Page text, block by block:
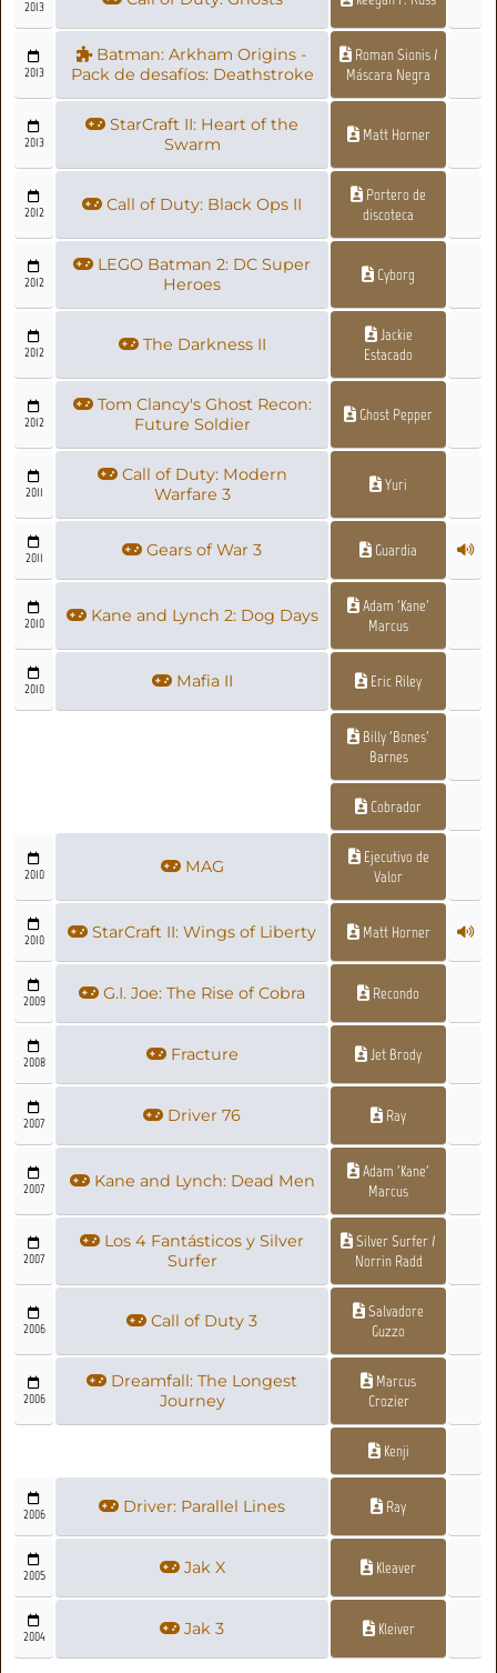
2013
2013
Batman: Arkham Origins -
Pack de desafíos: Deathstroke
Roman Sionis /
Máscara Negra
2013
StarCraft II: Heart of the
Swarm
Matt Horner
2012 Call of Duty: Black Ops II
Portero de
discoteca
2012
LEGO Batman 2: DC Super
Heroes
Cyborg
2012 The Darkness II
Jackie
Estacado
2012
Tom Clancy's Ghost Recon:
Future Soldier
Ghost Pepper
2011
Call of Duty: Modern
Warfare 3
Yuri
2011 Gears of War 3 Guardia
2010 Kane and Lynch 2: Dog Days
Adam 'Kane'
Marcus
2010 Mafia II Eric Riley
Billy 'Bones'
Barnes
Cobrador
2010 MAG
Ejecutivo de
Valor
2010 StarCraft II: Wings of Liberty Matt Horner
2009 G.I. Joe: The Rise of Cobra Recondo
2008 Fracture Jet Brody
2007 Driver 76 Ray
2007 Kane and Lynch: Dead Men
Adam 'Kane'
Marcus
2007
Los 4 Fantásticos y Silver
Surfer
Silver Surfer /
Norrin Radd
2006 Call of Duty 3
Salvadore
Guzzo
2006
Dreamfall: The Longest
Journey
Marcus
Crozier
Kenji
2006 Driver: Parallel Lines Ray
2005 Jak X Kleaver
2004 Jak 3 Kleiver